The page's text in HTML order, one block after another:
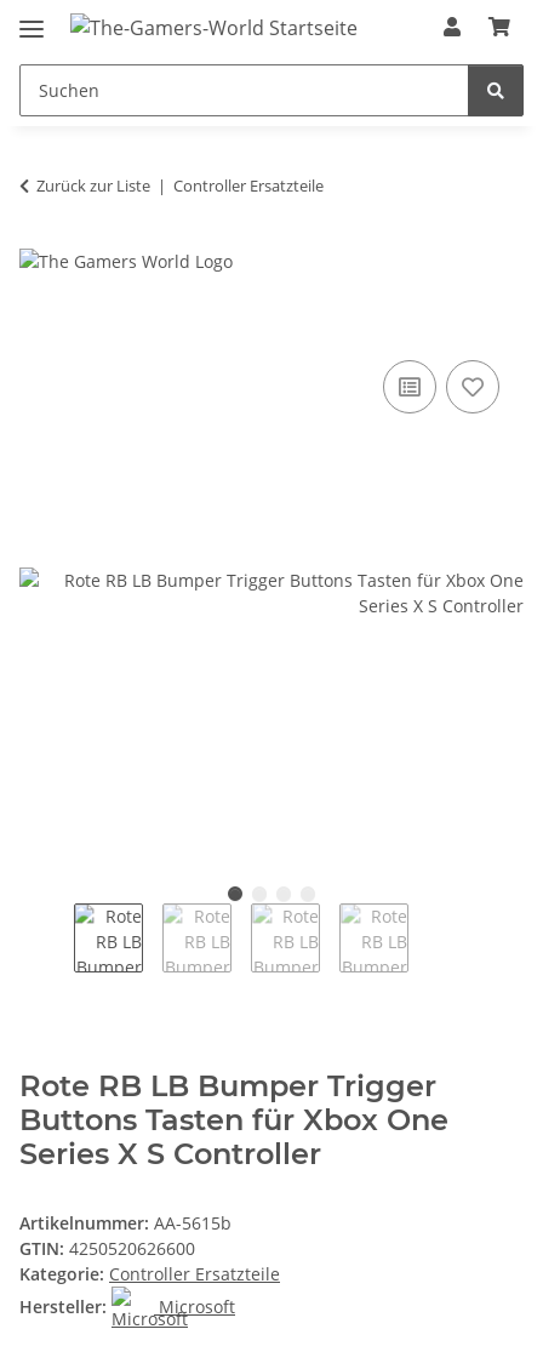
Zurück zur Liste Controller Ersatzteile
Rote RB LB Bumper Trigger
Buttons Tasten für Xbox One
Series X S Controller
Artikelnummer: AA-5615b
GTIN: 4250520626600
Kategorie: Controller Ersatzteile
Hersteller:
Microsoft